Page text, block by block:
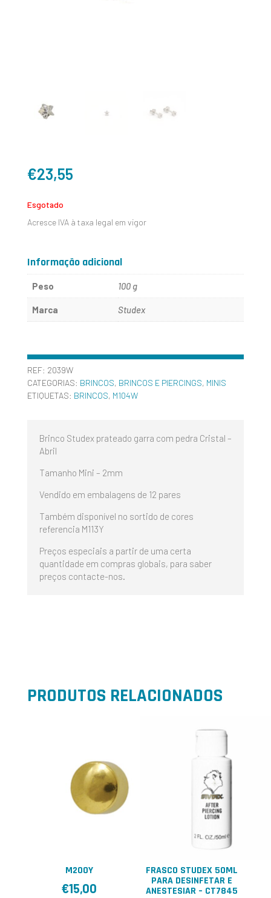
€23,55
Esgotado
Acresce IVA à taxa legal em vigor
Informação adicional
Peso 100 g
Marca Studex
REF: 2039W
CATEGORIAS: BRINCOS, BRINCOS E PIERCINGS, MINIS
ETIQUETAS: BRINCOS, M104W
Brinco Studex prateado garra com pedra Cristal –
Abril
Tamanho Mini – 2mm
Vendido em embalagens de 12 pares
Também disponível no sortido de cores
referencia M113Y
Preços especiais a partir de uma certa
quantidade em compras globais, para saber
preços contacte-nos.
PRODUTOS RELACIONADOS
M200Y
€15,00
FRASCO STUDEX 50ML
PARA DESINFETAR E
ANESTESIAR – CT7845